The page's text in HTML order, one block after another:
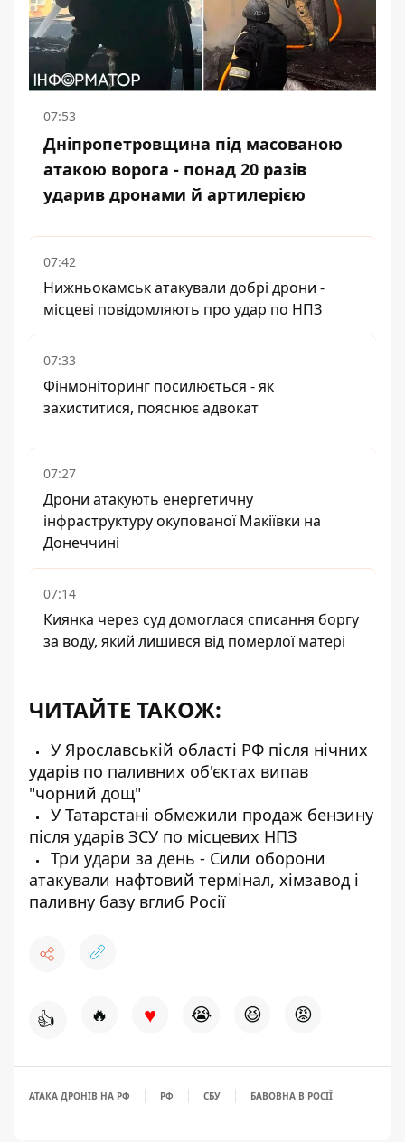
07:53
Дніпропетровщина під масованою
атакою ворога - понад 20 разів
ударив дронами й артилерією
07:42
Нижньокамськ атакували добрі дрони -
місцеві повідомляють про удар по НПЗ
07:33
Фінмоніторинг посилюється - як
захиститися, пояснює адвокат
07:27
Дрони атакують енергетичну
інфраструктуру окупованої Макіївки на
Донеччині
07:14
Киянка через суд домоглася списання боргу
за воду, який лишився від померлої матері
ЧИТАЙТЕ ТАКОЖ:
У Ярославській області РФ після нічних
ударів по паливних об'єктах випав
"чорний дощ"
У Татарстані обмежили продаж бензину
після ударів ЗСУ по місцевих НПЗ
Три удари за день - Сили оборони
атакували нафтовий термінал, хімзавод і
паливну базу вглиб Росії
👍 🔥 ♥ 😭 😆 😡
АТАКА ДРОНІВ НА РФ РФ СБУ БАВОВНА В РОСІЇ